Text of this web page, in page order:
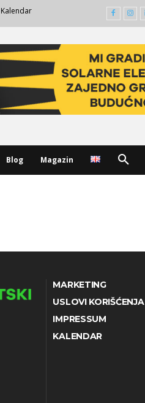
Kalendar
Blog Magazin
MARKETING
USLOVI KORIŠĆENJA
IMPRESSUM
KALENDAR